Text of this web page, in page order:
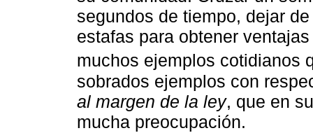
segundos de tiempo, dejar
estafas para obtener
muchos ejemplos cotidianos
sobrados ejemplos con
al margen de la ley, que en
mucha preocupación.